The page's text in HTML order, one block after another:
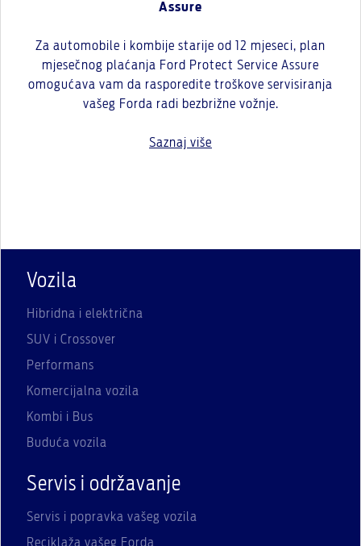
Assure
Za automobile i kombije starije od 12 mjeseci, plan
mjesečnog plaćanja Ford Protect Service Assure
omogućava vam da rasporedite troškove servisiranja
vašeg Forda radi bezbrižne vožnje.
Saznaj više
Vozila
Hibridna i električna
SUV i Crossover
Performans
Komercijalna vozila
Kombi i Bus
Buduća vozila
Servis i održavanje
Servis i popravka vašeg vozila
Reciklaža vašeg Forda